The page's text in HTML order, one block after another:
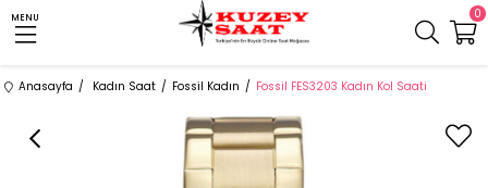
MENU 0
Anasayfa Kadın Saat Fossil Kadın Fossil FES3203 Kadın Kol Saati